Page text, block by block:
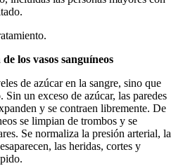
los vasos sanguíneos
de azúcar en la sangre, sino que
Sin un exceso de azúcar, las paredes
y se contraen libremente. De
se limpian de trombos y se
Se normaliza la presión arterial, la
las heridas, cortes y